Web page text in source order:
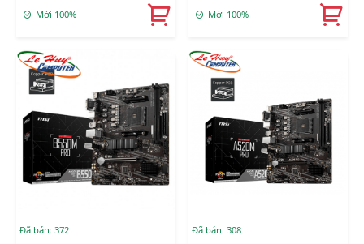
Mới 100% Mới 100%
Đã bán: 372 Đã bán: 308